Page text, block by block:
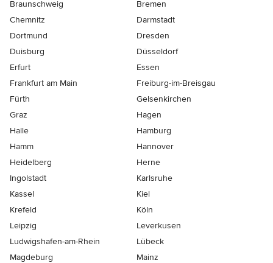
Braunschweig
Bremen
Chemnitz
Darmstadt
Dortmund
Dresden
Duisburg
Düsseldorf
Erfurt
Essen
Frankfurt am Main
Freiburg-im-Breisgau
Fürth
Gelsenkirchen
Graz
Hagen
Halle
Hamburg
Hamm
Hannover
Heidelberg
Herne
Ingolstadt
Karlsruhe
Kassel
Kiel
Krefeld
Köln
Leipzig
Leverkusen
Ludwigshafen-am-Rhein
Lübeck
Magdeburg
Mainz